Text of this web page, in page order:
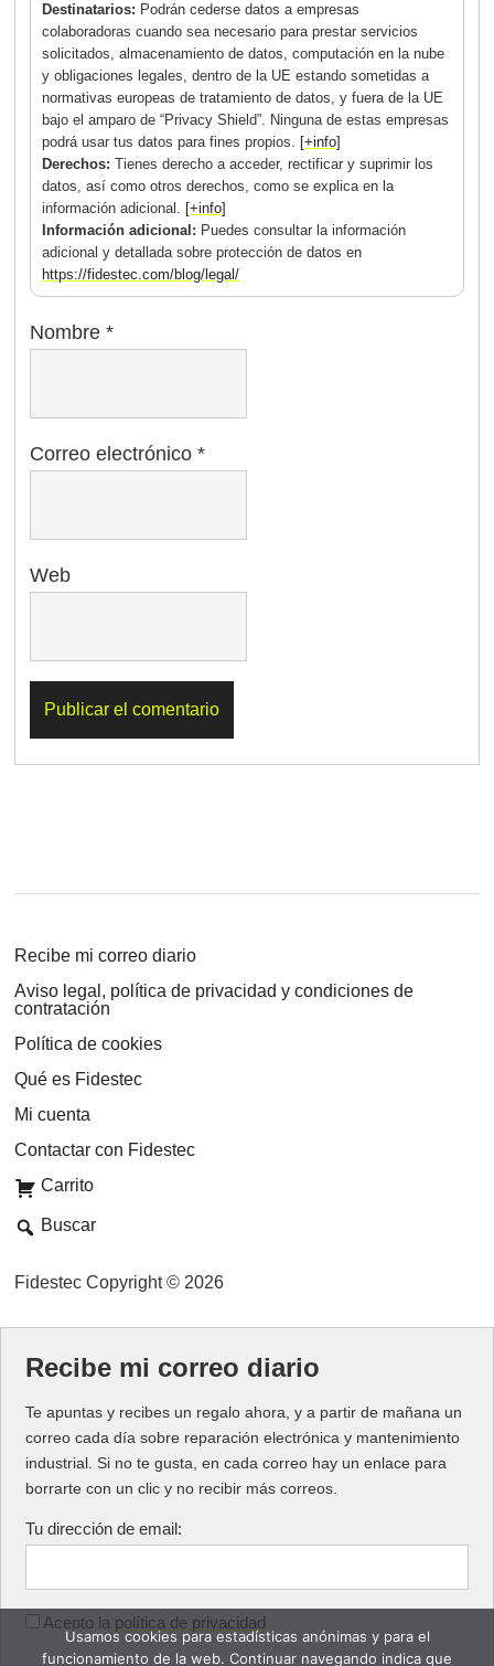
Destinatarios: Podrán cederse datos a empresas
colaboradoras cuando sea necesario para prestar servicios
solicitados, almacenamiento de datos, computación en la nube
y obligaciones legales, dentro de la UE estando sometidas a
normativas europeas de tratamiento de datos, y fuera de la UE
bajo el amparo de “Privacy Shield”. Ninguna de estas empresas
podrá usar tus datos para fines propios. [+info]
Derechos:Tienes derecho a acceder, rectificar y suprimir los
datos, así como otros derechos, como se explica en la
información adicional. [+info]
Información adicional: Puedes consultar la información
adicional y detallada sobre protección de datos en
https://fidestec.com/blog/legal/
Nombre*
Correo electrónico*
Web
Recibe mi correo diario
Aviso legal, política de privacidad y condiciones de
contratación
Política de cookies
Qué es Fidestec
Mi cuenta
Contactar con Fidestec
Carrito
Buscar
Fidestec Copyright © 2026
Recibe mi correo diario
Te apuntas y recibes un regalo ahora, y a partir de mañana un
correo cada día sobre reparación electrónica y mantenimiento
industrial. Si no te gusta, en cada correo hay un enlace para
borrarte con un clic y no recibir más correos.
Tu dirección de email:
Acepto la política de privacidad
Usamos cookies para estadísticas anónimas y para el
funcionamiento de la web. Continuar navegando indica que